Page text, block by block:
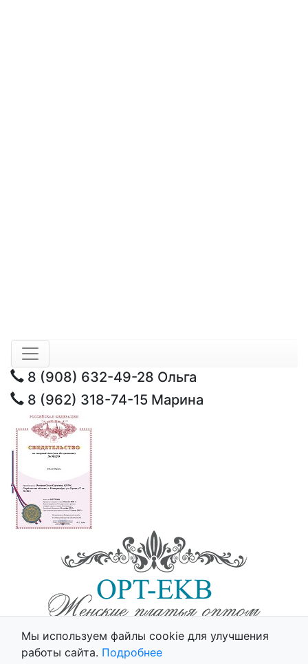
8 (908) 632-49-28 Ольга
8 (962) 318-74-15 Марина
Политика использования cookie
Мы используем файлы cookie для улучшения
работы сайта. Подробнее